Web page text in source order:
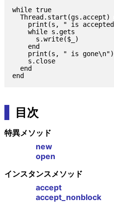
while true
Thread.start(gs.accept)
print(s, " is
    while s.gets
      s.write($_)
    end
    print(s, " is gone\n")
    s.close
  end
目次
特異メソッド
new
open
インスタンスメソッド
accept
accept_nonblock